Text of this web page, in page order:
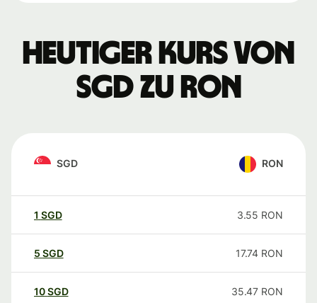
Heutiger Kurs von
SGD zu RON
SGD RON
1 SGD 3.55 RON
5 SGD 17.74 RON
10SGD 35.47 RON